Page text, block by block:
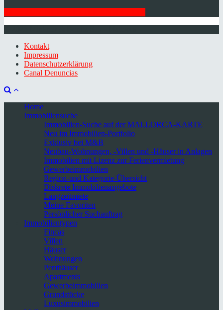
Kontakt
Impressum
Datenschutzerklärung
Canal Denuncias
Home
Immobiliensuche
Immobilien-Suche auf der MALLORCA-KARTE
Neu im Immobilien-Portfolio
Exklusiv bei M&B
Neubau-Wohnungen, -Villen und -Häuser in Anlagen
Immobilien mit Lizenz zur Ferienvermietung
Gewerbeimmobilien
Region-und Kategorie-Übersicht
Diskrete Immobilienangebote
Langzeitmiete
Meine Favoriten
Persönlicher Suchauftrag
Immobilientypen
Fincas
Villen
Häuser
Wohnungen
Penthäuser
Apartments
Gewerbeimmobilien
Grundstücke
Luxusimmobilien